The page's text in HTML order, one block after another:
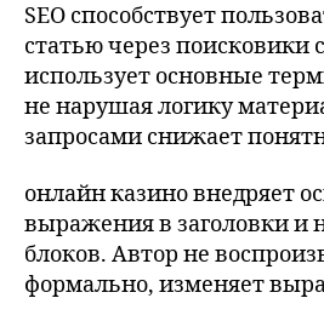
SEO способствует
статью через поисковики
использует основные
не нарушая логику
запросами снижает
онлайн казино внедряет
выражения в заголовки и
блоков. Автор не
формально, изменяет